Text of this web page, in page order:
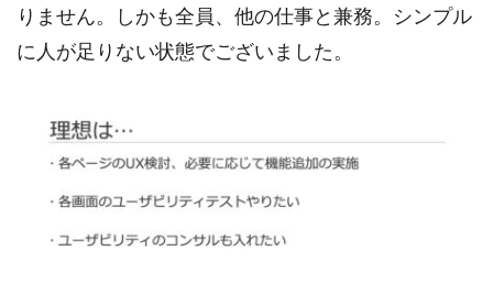
りません。しかも全員、他の仕事と兼務。シンプル
に人が足りない状態でございました。